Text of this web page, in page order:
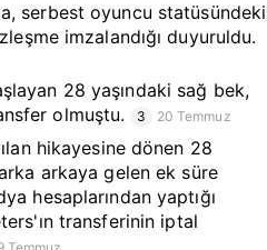
serbest oyuncu statüsündeki
imzalandığı duyuruldu.
28 yaşındaki sağ bek,
olmuştu.
3 20 Temmuz
hikayesine dönen 28
arkaya gelen ek süre
hesaplarından yaptığı
transferinin iptal